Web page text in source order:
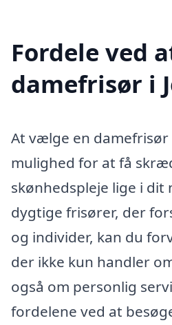
Fordele ved
damefrisør i
At vælge en damefrisør
mulighed for at få
skønhedspleje lige i
dygtige frisører, der
og individer, kan du
der ikke kun handler
også om personlig
fordelene ved at